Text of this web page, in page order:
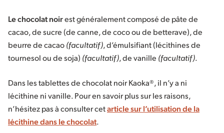
Le chocolat noirest généralement composé de pâte de
cacao, de sucre (de canne, de coco ou de betterave), de
beurre de cacao(facultatif), d’émulsifiant (lécithines de
tournesol ou de soja) (facultatif), de vanille (facultatif).
Dans les tablettes de chocolat noir Kaoka®, il n’y a ni
lécithine ni vanille. Pour en savoir plus sur les raisons,
n’hésitez pas à consulter cetarticle sur l’utilisation de la
lécithine dans le chocolat.